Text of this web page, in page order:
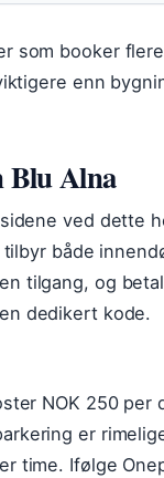
som booker
enn
Blu Alna
ved dette
både
tilgang, og
dedikert kode.
NOK 250 per
er
time. Ifølge